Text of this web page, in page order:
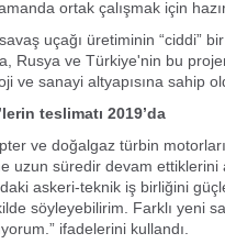
ortak çalışmak için
uçağı üretiminin “ciddi”
Rusya ve Türkiye'nin bu
ve sanayi altyapısına sahip
teslimatı 2019’da
ve doğalgaz türbin
uzun süredir devam ettiklerini
askeri-teknik iş birliğini
söyleyebilirim. Farklı yeni
ifadelerini kullandı.